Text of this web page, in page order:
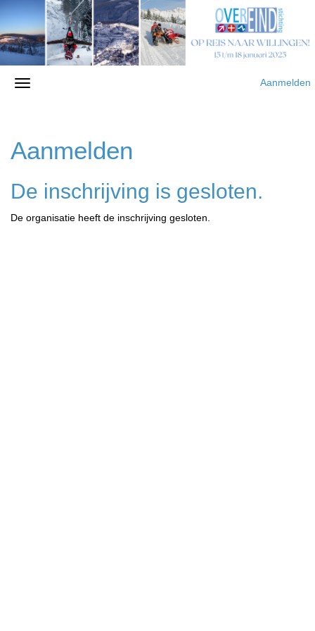
Aanmelden
Aanmelden
De inschrijving is gesloten.
De organisatie heeft de inschrijving gesloten.